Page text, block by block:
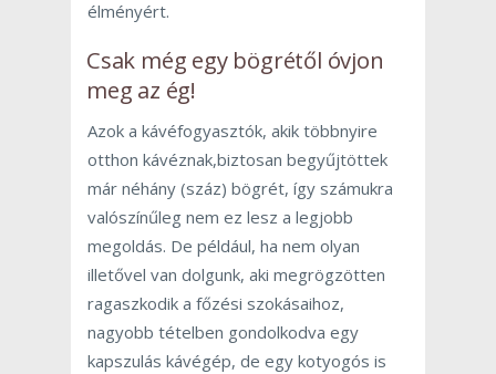
élményért.
Csak még egy bögrétől óvjon
meg az ég!
Azok a kávéfogyasztók, akik többnyire
otthon kávéznak,biztosan begyűjtöttek
már néhány (száz) bögrét, így számukra
valószínűleg nem ez lesz a legjobb
megoldás. De például, ha nem olyan
illetővel van dolgunk, aki megrögzötten
ragaszkodik a főzési szokásaihoz,
nagyobb tételben gondolkodva egy
kapszulás kávégép, de egy kotyogós is